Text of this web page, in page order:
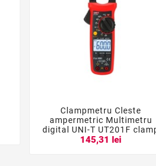
  
Clampmetru Cleste
ampermetric Multimetru
digital UNI-T UT201F
145,31 lei